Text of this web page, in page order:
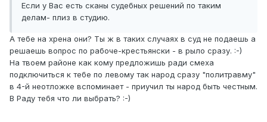
Если у Вас есть сканы судебных решений по таким
делам- плиз в студию.
А тебе на хрена они? Ты ж в таких случаях в суд не подаешь а
решаешь вопрос по рабоче-крестьянски - в рыло сразу. :-)
На твоем районе как кому предложишь ради смеха
подключиться к тебе по левому так народ сразу "политравму"
в 4-й неотложке вспоминает - приучил ты народ быть честным.
В Раду тебя что ли выбрать? :-)